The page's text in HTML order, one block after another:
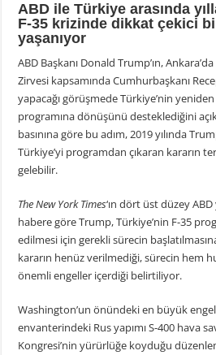
ABD ile Türkiye arasında
F-35 krizinde dikkat çekici
yaşanıyor
ABD Başkanı Donald Trump’ın,
Zirvesi kapsamında Cumhurbaşkanı
yapacağı görüşmede Türkiye’nin yeniden
programına dönüşünü desteklediğini
basınına göre bu adım, 2019 yılında
Türkiye’yi programdan çıkaran kararın
gelebilir.
The New York Times‘ın dört üst düzey
habere göre Trump, Türkiye’nin F-35
edilmesi için gerekli sürecin
kararın henüz verilmediği, sürecin hem
önemli engeller içerdiği belirtiliyor.
Washington’un önündeki en büyük engel
envanterindeki Rus yapımı S-400 hava
Kongresi’nin yürürlüğe koyduğu